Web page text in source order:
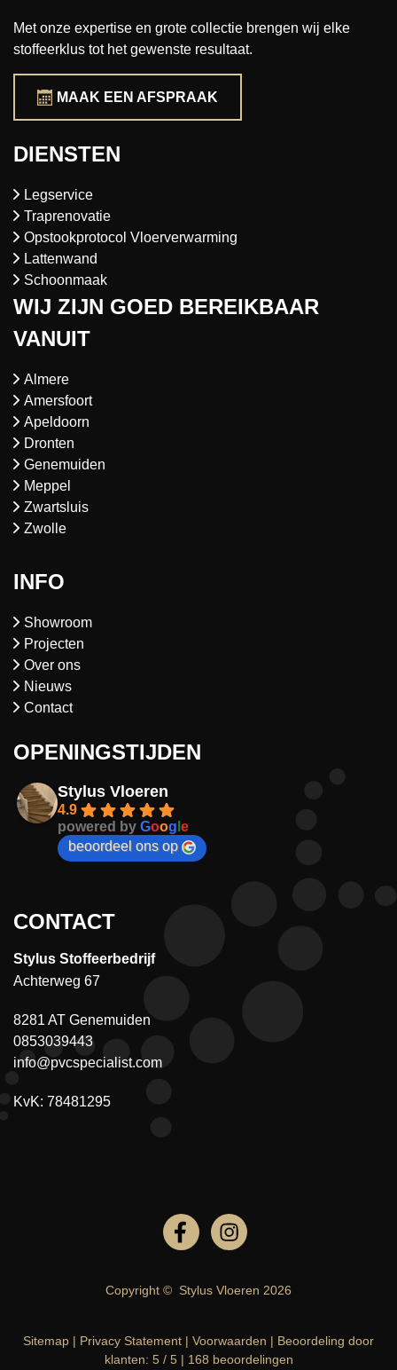
Met onze expertise en grote collectie brengen wij elke
stoffeerklus tot het gewenste resultaat.
MAAK EEN AFSPRAAK
DIENSTEN
Legservice
Traprenovatie
Opstookprotocol Vloerverwarming
Lattenwand
Schoonmaak
WIJ ZIJN GOED BEREIKBAAR
VANUIT
Almere
Amersfoort
Apeldoorn
Dronten
Genemuiden
Meppel
Zwartsluis
Zwolle
INFO
Showroom
Projecten
Over ons
Nieuws
Contact
OPENINGSTIJDEN
Stylus Vloeren
4.9
powered by Goog e
beoordeel ons op
CONTACT
Stylus Stoffeerbedrijf
Achterweg 67
8281 AT Genemuiden
0853039443
info@pvcspecialist.com
KvK: 78481295
Copyright © Stylus Vloeren 2026
Sitemap | Privacy Statement | Voorwaarden | Beoordeling door
klanten: 5/ 5| 168 beoordelingen